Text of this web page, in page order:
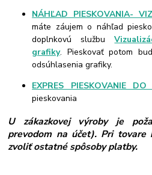
NÁHĽAD PIESKOVANIA-
máte záujem o náhľad
doplnkovú službu
grafiky. Pieskovať potom
odsúhlasenia grafiky.
EXPRES PIESKOVANIE
pieskovania
U zákazkovej výroby je
prevodom na účet). Pri tovare
zvoliť ostatné spôsoby platby.